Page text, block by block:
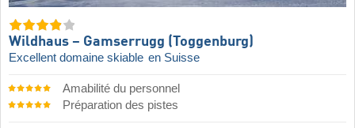
Wildhaus – Gamserrugg (Toggenburg)
Excellent domaine skiable en Suisse
Amabilité du personnel
Préparation des pistes